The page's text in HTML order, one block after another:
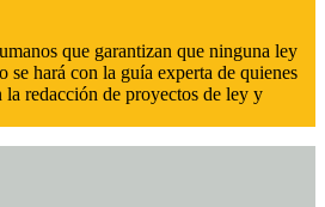
que garantizan que ninguna ley
se hará con la guía experta de quienes
la redacción de proyectos de ley y